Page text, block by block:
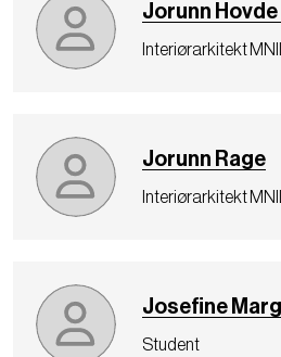
Jorunn Hovde
Interiørarkitekt MNIL
Jorunn Rage
Interiørarkitekt MNIL
Josefine
Student